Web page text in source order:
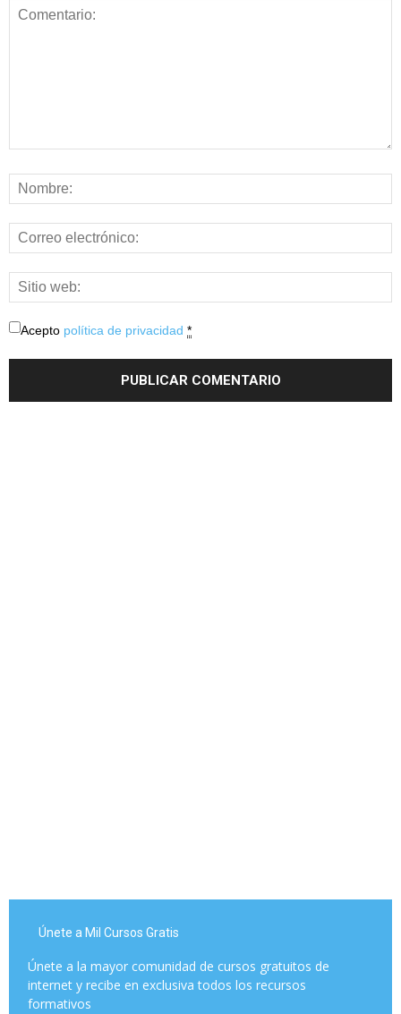
Acepto política de privacidad *
Únete a Mil Cursos Gratis
Únete a la mayor comunidad de cursos gratuitos de
internet y recibe en exclusiva todos los recursos
formativos